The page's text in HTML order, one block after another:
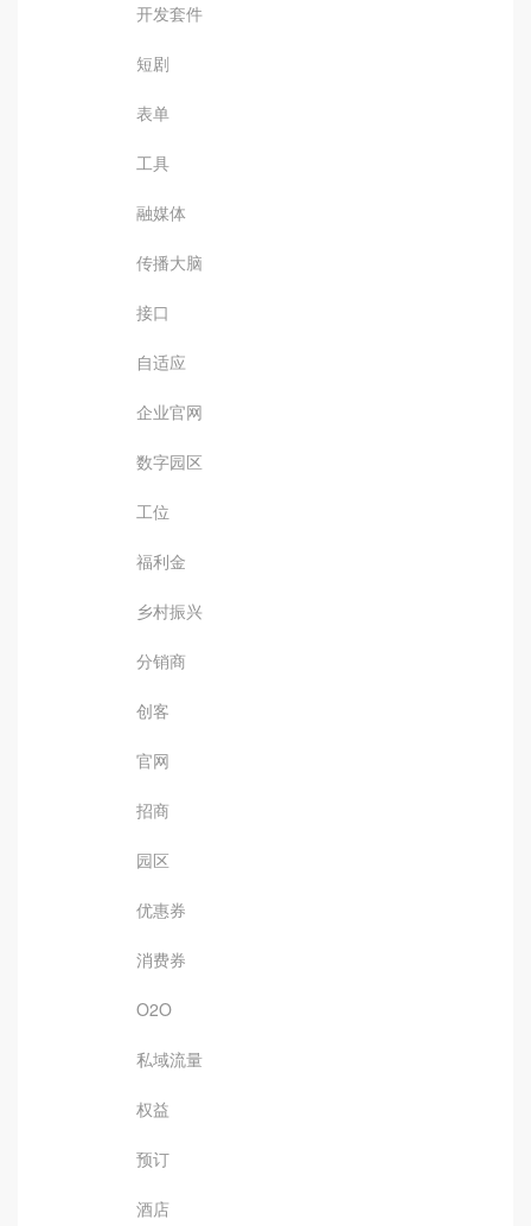
开发套件
短剧
表单
工具
融媒体
传播大脑
接口
自适应
企业官网
数字园区
工位
福利金
乡村振兴
分销商
创客
官网
招商
园区
优惠券
消费券
O2O
私域流量
权益
预订
酒店